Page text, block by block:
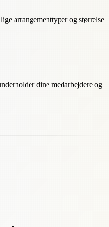
arrangementtyper og størrelse
dine medarbejdere og